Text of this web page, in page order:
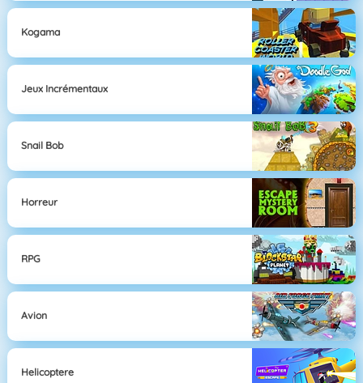
Kogama
Jeux Incrémentaux
Snail Bob
Horreur
RPG
Avion
Helicoptere